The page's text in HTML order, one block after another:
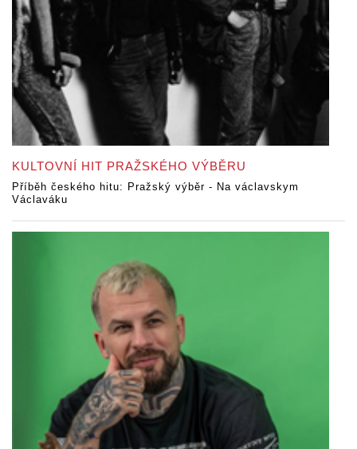
KULTOVNÍ HIT PRAŽSKÉHO VÝBĚRU
Příběh českého hitu: Pražský výběr - Na václavskym
Václaváku